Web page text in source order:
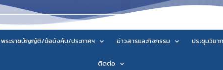
พระราชบัญญัติ/ข้อบังคับ/ประกาศฯ ข่าวสารและกิจกรรม ประชุมวิชา
ติดต่อ